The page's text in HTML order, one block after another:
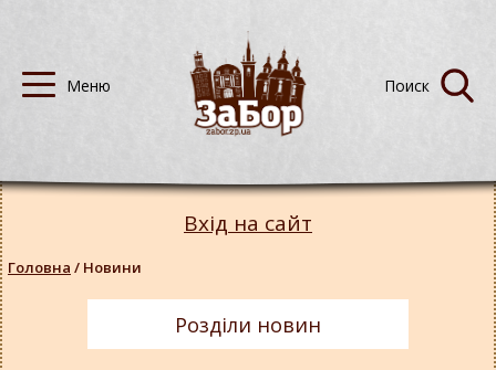
Вхід на сайт
Головна / Новини
Розділи новин